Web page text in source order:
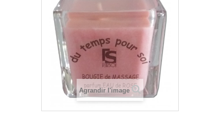
Agrandir l'image